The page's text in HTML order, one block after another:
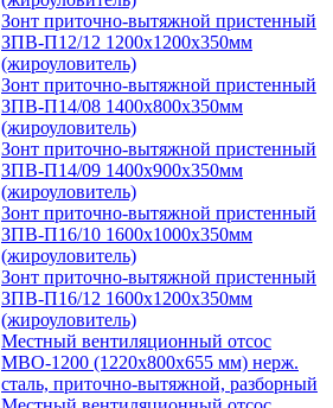
Зонт приточно-вытяжной пристенный
ЗПВ-П12/12 1200х1200х350мм
(жироуловитель)
Зонт приточно-вытяжной пристенный
ЗПВ-П14/08 1400х800х350мм
(жироуловитель)
Зонт приточно-вытяжной пристенный
ЗПВ-П14/09 1400х900х350мм
(жироуловитель)
Зонт приточно-вытяжной пристенный
ЗПВ-П16/10 1600х1000х350мм
(жироуловитель)
Зонт приточно-вытяжной пристенный
ЗПВ-П16/12 1600х1200х350мм
(жироуловитель)
Местный вентиляционный отсос
МВО-1200 (1220х800х655 мм) нерж.
сталь, приточно-вытяжной, разборный